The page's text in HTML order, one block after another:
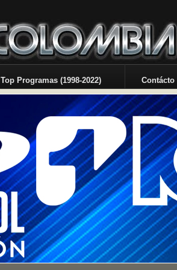
Top Programas (1998-2022) Contácto